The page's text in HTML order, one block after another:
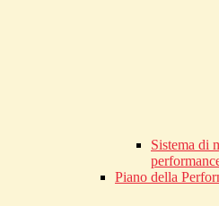
Sistema di
Piano della